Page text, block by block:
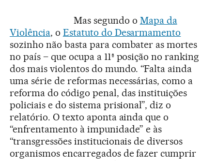
Mas segundo o Mapa da
Violência, o Estatuto do Desarmamento
sozinho não basta para combater as mortes
no país – que ocupa a 11ª posição no ranking
dos mais violentos do mundo. “Falta ainda
uma série de reformas necessárias, como a
reforma do código penal, das instituições
policiais e do sistema prisional”, diz o
relatório. O texto aponta ainda que o
“enfrentamento à impunidade” e às
“transgressões institucionais de diversos
organismos encarregados de fazer cumprir